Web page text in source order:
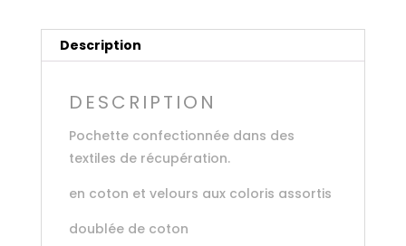
Description
DESCRIPTION
Pochette confectionnée dans des
textiles de récupération.
en coton et velours aux coloris assortis
doublée de coton